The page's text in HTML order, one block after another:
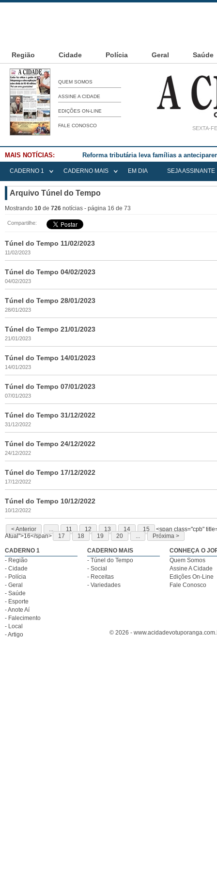
Região Cidade Polícia Geral Saúde
QUEM SOMOS
ASSINE A CIDADE
EDIÇÕES ON-LINE
FALE CONOSCO SEXTA-
MAIS NOTÍCIAS: Reforma tributária leva famílias a
CADERNO 1 CADERNO MAIS EM DIA SEJA ASSINANTE
Arquivo Túnel do Tempo
Mostrando 10 de 726 notícias - página 16 de 73
Compartilhe:
Túnel do Tempo 11/02/2023
11/02/2023
Túnel do Tempo 04/02/2023
04/02/2023
Túnel do Tempo 28/01/2023
28/01/2023
Túnel do Tempo 21/01/2023
21/01/2023
Túnel do Tempo 14/01/2023
14/01/2023
Túnel do Tempo 07/01/2023
07/01/2023
Túnel do Tempo 31/12/2022
31/12/2022
Túnel do Tempo 24/12/2022
24/12/2022
Túnel do Tempo 17/12/2022
17/12/2022
Túnel do Tempo 10/12/2022
10/12/2022
< Anterior ... 11 12 13 14 15
<span class="cpb"
Atual">16</span>
17 18 19 20 ... Próxima >
CADERNO 1
- Região
- Cidade
- Polícia
- Geral
- Saúde
- Esporte
- Anote Aí
- Falecimento
- Local
- Artigo
CADERNO MAIS
- Túnel do Tempo
- Social
- Receitas
- Variedades
CONHEÇA O
Quem Somos
Assine A Cidade
Edições On-Line
Fale Conosco
© 2026 -